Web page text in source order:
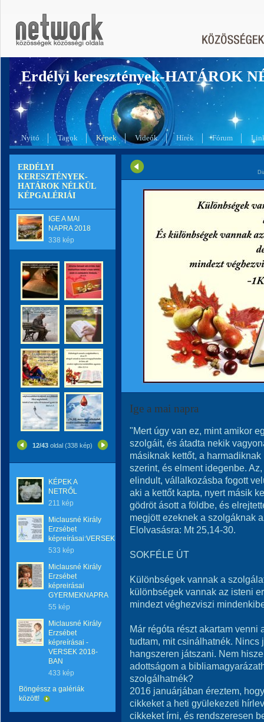
Erdélyi keresztények-HATÁROK
Nyitó Tagok Képek Videók Hírek Fórum
ERDÉLYI
KERESZTÉNYEK-
HATÁROK NÉLKÜL
KÉPGALÉRIÁI
IGE A MAI
NAPRA 2018
338 kép
12/43 oldal (338 kép)
KÉPEK A
NETRŐL
211 kép
Miclausné Király
Erzsébet
képreírásai:VERSEK
533 kép
Miclausné Király
Erzsébet
képreirásai
GYERMEKNAPRA
55 kép
Miclausné Király
Erzsébet
képreírásai -
VERSEK 2018-
BAN
433 kép
Böngéssz a galériák
között!
Ige a mai napra
"Mert úgy van ez, mint amikor
szolgáit, és átadta nekik
másiknak kettőt, a
szerint, és elment idegenbe.
elindult, vállalkozásba fogott
aki a kettőt kapta, nyert másik
gödröt ásott a földbe, és
megjött ezeknek a szolgáknak
Elolvasásra: Mt 25,14-30.
SOKFÉLE ÚT
Különbségek vannak a
különbségek vannak az isteni
mindezt véghezviszi
Már régóta részt akartam
tudtam, mit csinálhatnék. Nincs
hangszeren játszani. Nem
adottságom a
szolgálhatnék?
2016 januárjában éreztem,
cikkeket a heti gyülekezeti
cikkeket írni, és rendszeresen